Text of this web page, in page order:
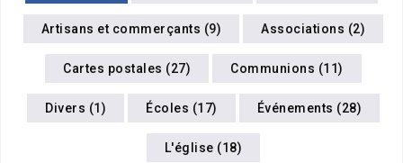
Artisans et commerçants (9) Associations (2)
Cartes postales (27) Communions (11)
Divers (1) Écoles (17) Événements (28)
L'église (18)